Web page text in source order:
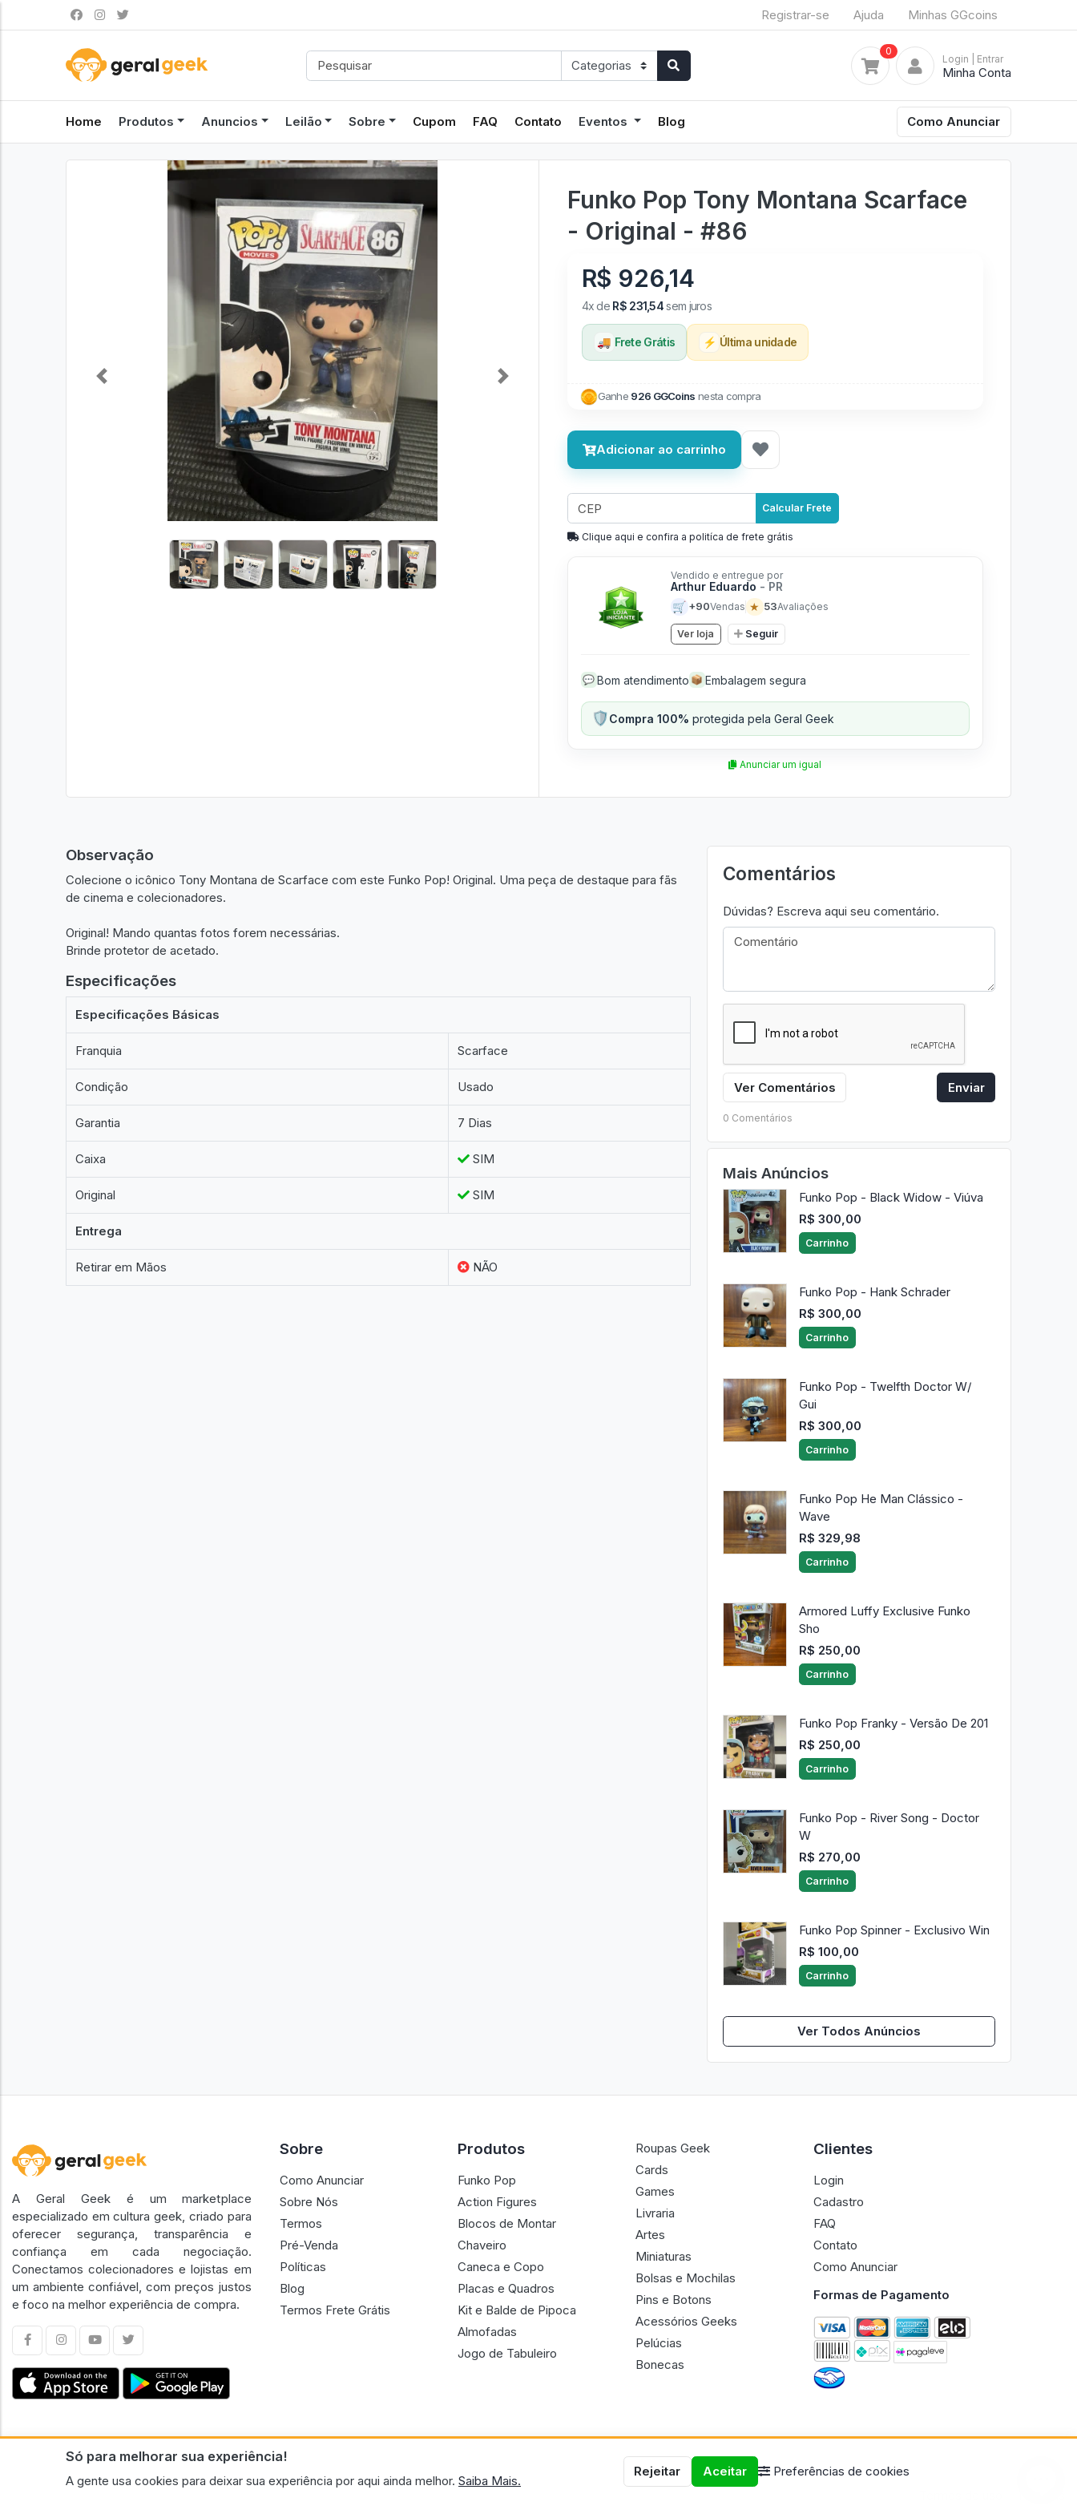
Registrar-se Ajuda Minhas GGcoins
0
Login | Entrar
Minha Conta
Home Produtos Anuncios Leilão Sobre Cupom FAQ Contato Eventos Blog Como Anunciar
Previous Next
Funko Pop Tony Montana Scarface
- Original - #86
R$ 926,14
4x de R$ 231,54sem juros
🚚 Frete Grátis ⚡ Última unidade
Ganhe 926 GGCoins nesta compra
Adicionar ao carrinho
Calcular Frete
Clique aqui e confira a politíca de frete grátis
Vendido e entregue por
Arthur Eduardo - PR
🛒 +90Vendas ★ 53Avaliações
Ver loja Seguir
💬 Bom atendimento 📦 Embalagem segura
🛡️Compra 100% protegida pela Geral Geek
Anunciar um igual
Observação
Colecione o icônico Tony Montana de Scarface com este Funko Pop! Original. Uma peça de destaque para fãs
de cinema e colecionadores.
Original! Mando quantas fotos forem necessárias.
Brinde protetor de acetado.
Especificações
Especificações Básicas
Franquia Scarface
Condição Usado
Garantia 7 Dias
Caixa SIM
Original SIM
Entrega
Retirar em Mãos NÃO
Comentários
Dúvidas? Escreva aqui seu comentário.
Ver Comentários Enviar
0 Comentários
Mais Anúncios
Funko Pop - Black Widow - Viúva
R$ 300,00
Carrinho
Funko Pop - Hank Schrader
R$ 300,00
Carrinho
Funko Pop - Twelfth Doctor W/
Gui
R$ 300,00
Carrinho
Funko Pop He Man Clássico -
Wave
R$ 329,98
Carrinho
Armored Luffy Exclusive Funko
Sho
R$ 250,00
Carrinho
Funko Pop Franky - Versão De 201
R$ 250,00
Carrinho
Funko Pop - River Song - Doctor
W
R$ 270,00
Carrinho
Funko Pop Spinner - Exclusivo Win
R$ 100,00
Carrinho
Ver Todos Anúncios
Só para melhorar sua experiência!
A gente usa cookies para deixar sua experiência por aqui ainda melhor. Saiba Mais.
Rejeitar Aceitar Preferências de cookies
A Geral Geek é um marketplace
especializado em cultura geek, criado para
oferecer segurança, transparência e
confiança em cada negociação.
Conectamos colecionadores e lojistas em
um ambiente confiável, com preços justos
e foco na melhor experiência de compra.
Sobre
Como Anunciar
Sobre Nós
Termos
Pré-Venda
Políticas
Blog
Termos Frete Grátis
Produtos
Funko Pop
Action Figures
Blocos de Montar
Chaveiro
Caneca e Copo
Placas e Quadros
Kit e Balde de Pipoca
Almofadas
Jogo de Tabuleiro
Roupas Geek
Cards
Games
Livraria
Artes
Miniaturas
Bolsas e Mochilas
Pins e Botons
Acessórios Geeks
Pelúcias
Bonecas
Clientes
Login
Cadastro
FAQ
Contato
Como Anunciar
Formas de Pagamento
CNPJ n.º 30.220.458/0001-17 - GERAL GEEK PORTAL ELETRONICO LTDA.